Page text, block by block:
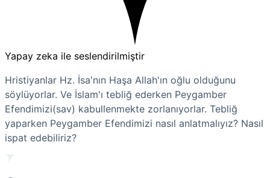
Yapay zeka ile seslendirilmiştir
Hristiyanlar Hz. İsa'nın Haşa Allah'ın oğlu olduğunu
söylüyorlar. Ve İslam'ı tebliğ ederken Peygamber
Efendimizi(sav) kabullenmekte zorlanıyorlar. Tebliğ
yaparken Peygamber Efendimizi nasıl anlatmalıyız? Nasıl
ispat edebiliriz?